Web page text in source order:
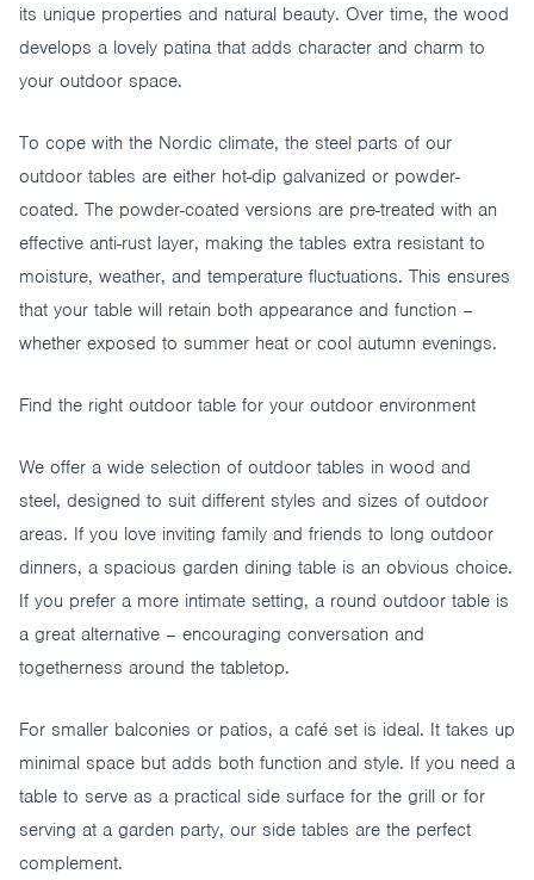
its unique properties and natural beauty. Over time, the wood
develops a lovely patina that adds character and charm to
your outdoor space.
To cope with the Nordic climate, the steel parts of our
outdoor tables are either hot-dip galvanized or powder-
coated. The powder-coated versions are pre-treated with an
effective anti-rust layer, making the tables extra resistant to
moisture, weather, and temperature fluctuations. This ensures
that your table will retain both appearance and function –
whether exposed to summer heat or cool autumn evenings.
Find the right outdoor table for your outdoor environment
We offer a wide selection of outdoor tables in wood and
steel, designed to suit different styles and sizes of outdoor
areas. If you love inviting family and friends to long outdoor
dinners, a spacious garden dining table is an obvious choice.
If you prefer a more intimate setting, a round outdoor table is
a great alternative – encouraging conversation and
togetherness around the tabletop.
For smaller balconies or patios, a café set is ideal. It takes up
minimal space but adds both function and style. If you need a
table to serve as a practical side surface for the grill or for
serving at a garden party, our side tables are the perfect
complement.